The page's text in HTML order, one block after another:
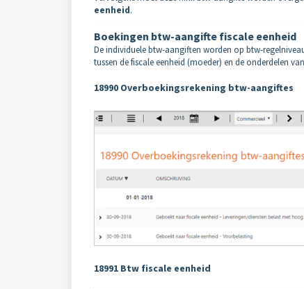
eenheid.
Boekingen btw-aangifte fiscale eenheid
De individuele btw-aangiften worden op btw-
tussen de fiscale eenheid (moeder) en de onderdelen
18990 Overboekingsrekening btw-aangiftes
18991 Btw fiscale eenheid